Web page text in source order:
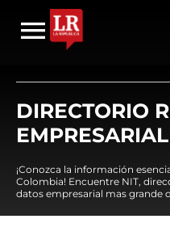
DIRECTORIO
EMPRESARIAL
¡Conozca la información
Colombia! Encuentre NIT,
datos empresarial mas grande